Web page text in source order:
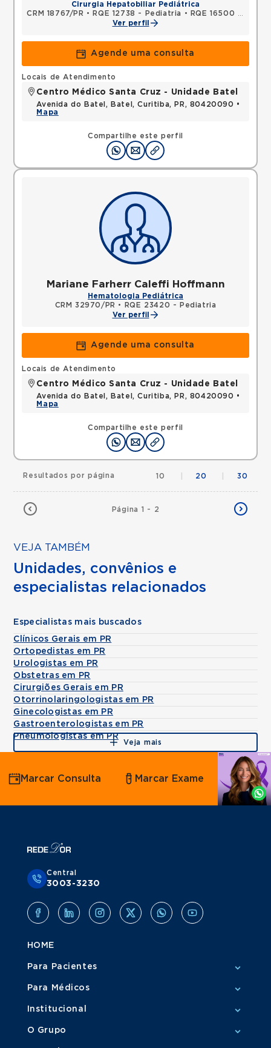
Cirurgia Hepatobiliar Pediátrica
CRM 18767/PR • RQE 12738 - Pediatria •
RQE 16500 - Cancerologia/cancerologia pediátrica
Ver perfil
Agende uma consulta
Compartilhe este perfil
Locais de Atendimento
Centro Médico Santa Cruz - Unidade Batel
Avenida do Batel, Batel, Curitiba, PR, 80420090 •
Mapa
Mariane Farherr Caleffi Hoffmann
Hematologia Pediátrica
CRM 32970/PR •
RQE 23420 - Pediatria
Ver perfil
Agende uma consulta
Compartilhe este perfil
Locais de Atendimento
Centro Médico Santa Cruz - Unidade Batel
Avenida do Batel, Batel, Curitiba, PR, 80420090 •
Mapa
Página 1 - 2
Resultados por página 10 20 30
VEJA TAMBÉM
Unidades, convênios e
especialistas relacionados
Especialistas mais buscados
Clínicos Gerais em PR
Ortopedistas em PR
Urologistas em PR
Obstetras em PR
Cirurgiões Gerais em PR
Otorrinolaringologistas em PR
Ginecologistas em PR
Gastroenterologistas em PR
Pneumologistas em PR
Veja mais
Agende
por
Whatsapp
Marcar Consulta Marcar Exame
Central
3003-3230
HOME
Para Pacientes
Para Médicos
Institucional
O Grupo